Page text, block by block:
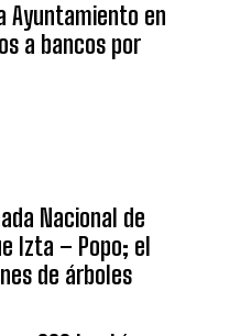
Ayuntamiento en
a bancos por
Nacional de
Izta – Popo; el
de árboles